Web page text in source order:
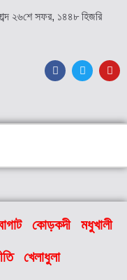
২৬শে সফর, ১৪৪৮ হিজরি
কোড়কদী মধুখালী
খেলাধুলা